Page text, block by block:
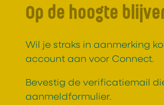
Op de hoogte
Wil je straks in aanmerking
account aan voor Connect.
Bevestig de verificatiemail
aanmeldformulier.